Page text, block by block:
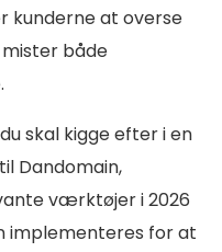
kunderne at overse
både
skal kigge efter i en
Dandomain,
værktøjer i 2026
implementeres for at